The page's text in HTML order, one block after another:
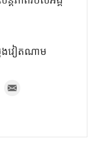
េងវៀតណាម